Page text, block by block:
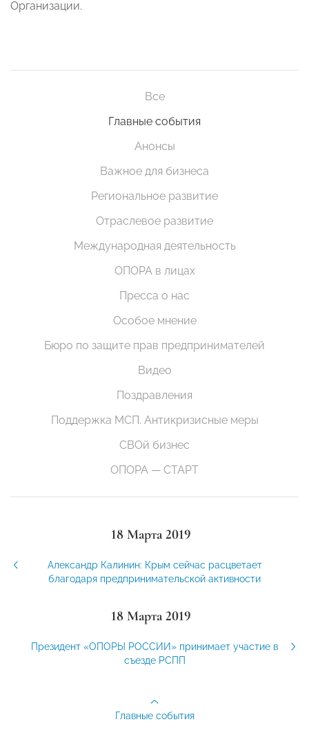
Организации.
Все
Главные события
Анонсы
Важное для бизнеса
Региональное развитие
Отраслевое развитие
Международная деятельность
ОПОРА в лицах
Пресса о нас
Особое мнение
Бюро по защите прав предпринимателей
Видео
Поздравления
Поддержка МСП. Антикризисные меры
СВОй бизнес
ОПОРА — СТАРТ
18 Марта 2019
Александр Калинин: Крым сейчас расцветает
благодаря предпринимательской активности
18 Марта 2019
Президент «ОПОРЫ РОССИИ» принимает участие в
съезде РСПП
Главные события